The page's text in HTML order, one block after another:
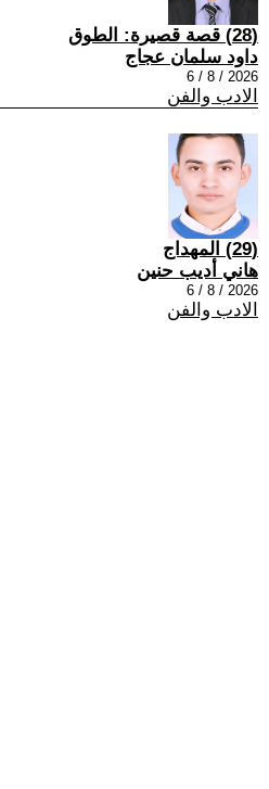
(28) قصة قصيرة: الطوق
داود سلمان عجاج
2026 / 8 / 6
الادب والفن
(29) المهداج
هاني أديب حنين
2026 / 8 / 6
الادب والفن